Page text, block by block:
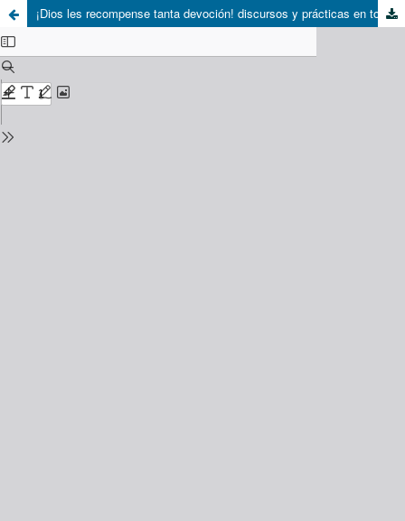
¡Dios les recompense tanta devoción! discursos y prácticas en torno a la fiesta de la Candelaria en el Departamento de Osorno (1874 – 1900)